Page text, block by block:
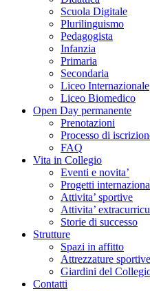
Scuola Digitale
Plurilinguismo
Pedagogista
Infanzia
Primaria
Secondaria
Liceo Internazionale
Liceo Biomedico
Open Day permanente
Prenotazioni
Processo di
FAQ
Vita in Collegio
Eventi e novita’
Progetti
Attivita’ sportive
Attivita’
Storie di successo
Strutture
Spazi in affitto
Attrezzature sportive
Giardini del
Contatti